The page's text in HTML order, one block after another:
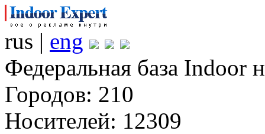
rus | eng
Федеральная база Indoor
Городов: 210
Носителей: 12309